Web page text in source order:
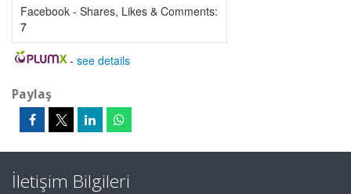
Facebook - Shares, Likes & Comments:
7
- see details
Paylaş
İletişim Bilgileri